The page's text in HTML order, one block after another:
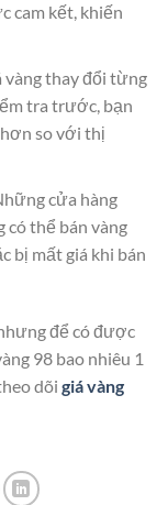
cam kết, khiến
vàng thay đổi từng
tra trước, bạn
so với thị
cửa hàng
có thể bán vàng
bị mất giá khi bán
để có được
98 bao nhiêu 1
dõi giá vàng